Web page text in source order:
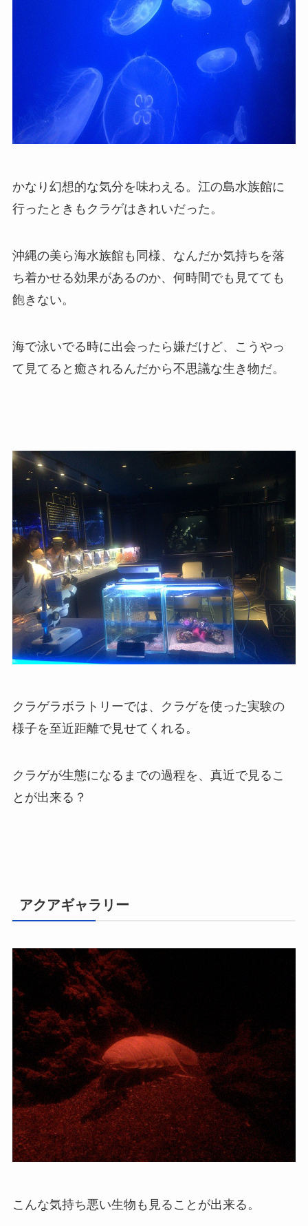
かなり幻想的な気分を味わえる。江の島水族館に
行ったときもクラゲはきれいだった。
沖縄の美ら海水族館も同様、なんだか気持ちを落
ち着かせる効果があるのか、何時間でも見てても
飽きない。
海で泳いでる時に出会ったら嫌だけど、こうやっ
て見てると癒されるんだから不思議な生き物だ。
クラゲラボラトリーでは、クラゲを使った実験の
様子を至近距離で見せてくれる。
クラゲが生態になるまでの過程を、真近で見るこ
とが出来る？
アクアギャラリー
こんな気持ち悪い生物も見ることが出来る。